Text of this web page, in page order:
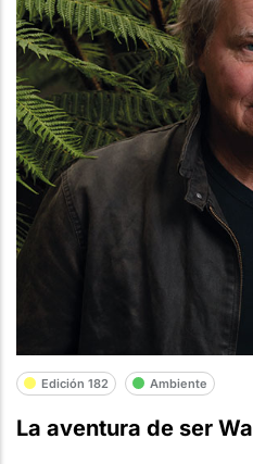
Edición 182 Ambiente
La aventura de ser